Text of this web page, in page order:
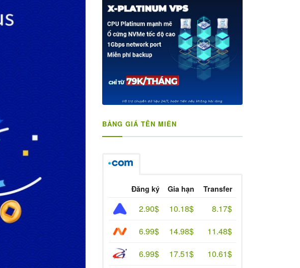
BẢNG GIÁ TÊN MIỀN
Đăng ký Gia hạn Transfer
2.90$ 10.18$
8.17$
6.99$
14.98$
11.48$
6.99$
17.51$
10.61$